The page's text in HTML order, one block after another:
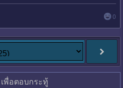
0
เพื่อตอบกระทู้